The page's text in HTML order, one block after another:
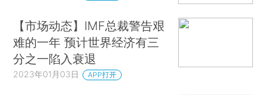
【市场动态】IMF总裁警告艰
难的一年 预计世界经济有三
分之一陷入衰退
2023年01月03日 APP打开